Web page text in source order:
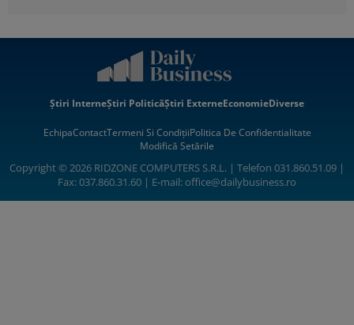
Știri InterneȘtiri PoliticăȘtiri ExterneEconomieDiverse
EchipaContactTermeni Si CondițiiPolitica De Confidentialitate
Modifică Setările
Copyright © 2026 RIDZONE COMPUTERS S.R.L. | Telefon 031.860.51.09 |
Fax: 037.860.31.60 | E-mail:office@dailybusiness.ro